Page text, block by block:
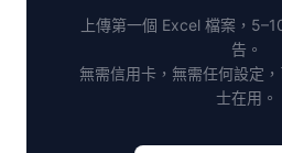
上傳第一個 Excel 檔案，
告。
無需信用卡，無需任何設定
士在用。